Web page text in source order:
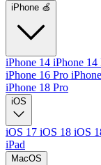
iPhone 🍏
iPhone 14 iPhone 14
iPhone 16 Pro
iPhone 18 Pro
iOS
iOS 17 iOS 18 iOS
iPad
MacOS